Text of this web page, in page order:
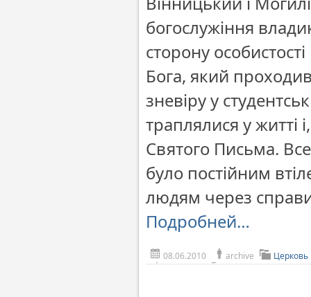
богослужіння
сторону
Бога, який
зневіру у
траплялися у житті
Святого Письма.
було постійним
людям через
Подробней…
08.06.2010 archive